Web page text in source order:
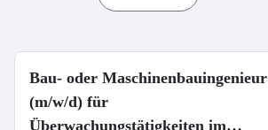
Bau- oder Maschinenbauingenieur
(m/w/d) für
Überwachungstätigkeiten im